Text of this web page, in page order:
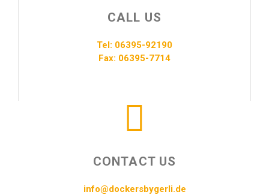
CALL US
Tel: 06395-92190
Fax: 06395-7714
CONTACT US
info@dockersbygerli.de